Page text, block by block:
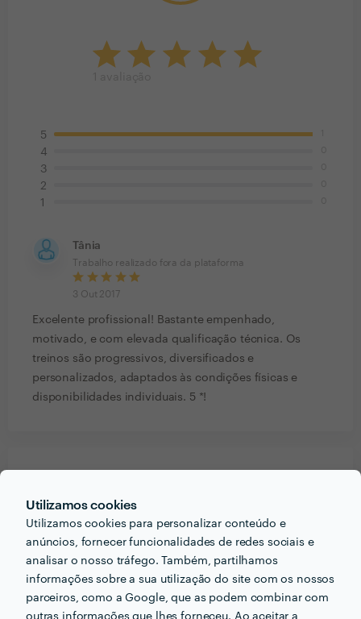
Utilizamos cookies
Utilizamos cookies para personalizar conteúdo e
anúncios, fornecer funcionalidades de redes sociais e
analisar o nosso tráfego. Também, partilhamos
informações sobre a sua utilização do site com os nossos
parceiros, como a Google, que as podem combinar com
outras informações que lhes forneceu. Ao aceitar a
5
4
3
2
1
Tânia
Trabalho realizado fora da plataforma
3 Out 2017
Excelente profissional! Bastante empenhado,
motivado, e com elevada qualificação técnica. Os
treinos são progressivos, diversificados e
personalizados, adaptados às condições físicas e
disponibilidades individuais. 5 *!